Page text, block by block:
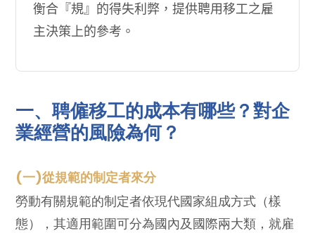
衡合『規』的得失利弊，提供聘用移工之雇
主決策上的參考。
一、聘僱移工的成本有哪些？對企
業經營的風險為何？
(一)從規範的制定者來分
勞動有關規範的制定者依現代國家組成方式（樣
態），其適用範圍可分為國內及國際兩大類，就雇